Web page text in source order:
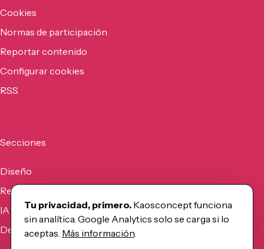
Cookies
Normas de participación
Reportar contenido
Configurar cookies
RSS
Secciones
Diseño
Recursos
IA
Desarrollo
Tu privacidad, primero. Kaosconcept funciona
sin analítica. Google Analytics solo se carga si lo
aceptas. Más información.